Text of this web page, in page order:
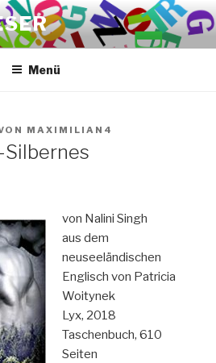
Menü
MAXIMILIAN4
von Nalini Singh
aus dem
neuseeländischen
Englisch von Patricia
Woitynek
Lyx, 2018
Taschenbuch, 610
Seiten